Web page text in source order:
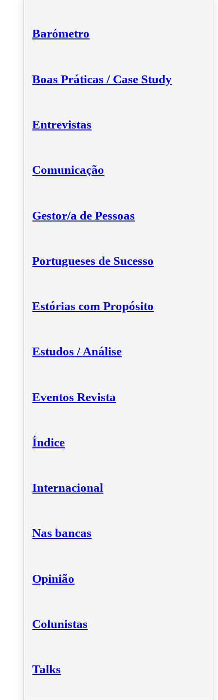
Barómetro
Boas Práticas / Case Study
Entrevistas
Comunicação
Gestor/a de Pessoas
Portugueses de Sucesso
Estórias com Propósito
Estudos / Análise
Eventos Revista
Índice
Internacional
Nas bancas
Opinião
Colunistas
Talks